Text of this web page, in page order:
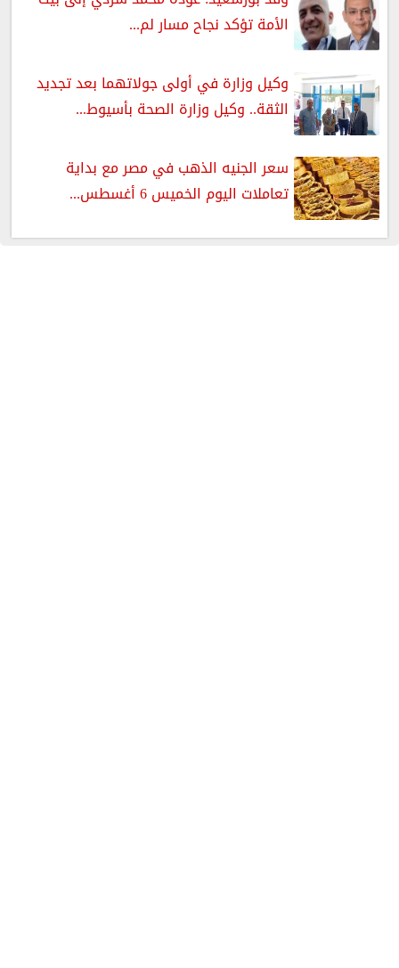
الأمة تؤكد نجاح مسار لم...
وكيل وزارة في أولى جولاتهما بعد تجديد
الثقة.. وكيل وزارة الصحة بأسيوط...
سعر الجنيه الذهب في مصر مع بداية
تعاملات اليوم الخميس 6 أغسطس...